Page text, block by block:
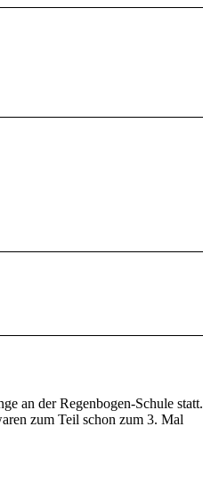
an der Regenbogen-Schule statt.
zum Teil schon zum 3. Mal